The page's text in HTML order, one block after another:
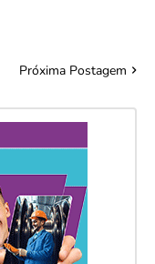
Próxima Postagem